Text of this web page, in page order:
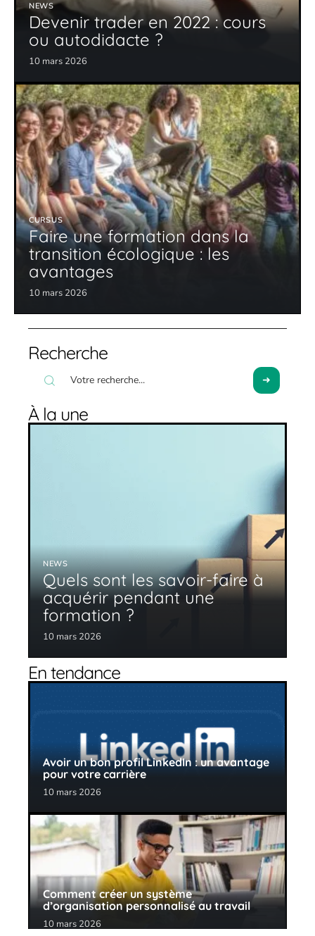
NEWS
Devenir trader en 2022 : cours
ou autodidacte ?
10 mars 2026
CURSUS
Faire une formation dans la
transition écologique : les
avantages
10 mars 2026
Recherche
À la une
NEWS
Quels sont les savoir-faire à
acquérir pendant une
formation ?
10 mars 2026
En tendance
Avoir un bon profil LinkedIn : un avantage
pour votre carrière
10 mars 2026
Comment créer un système
d’organisation personnalisé au travail
10 mars 2026